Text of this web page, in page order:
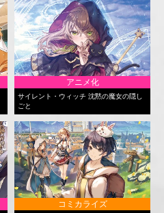
アニメ化
サイレント・ウィッチ 沈黙の魔女の隠し
ごと
コミカライズ